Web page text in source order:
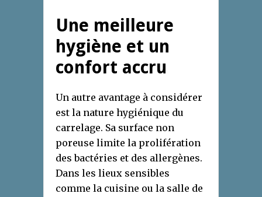
Une meilleure
hygiène et un
confort accru
Un autre avantage à considérer
est la nature hygiénique du
carrelage. Sa surface non
poreuse limite la prolifération
des bactéries et des allergènes.
Dans les lieux sensibles
comme la cuisine ou la salle de